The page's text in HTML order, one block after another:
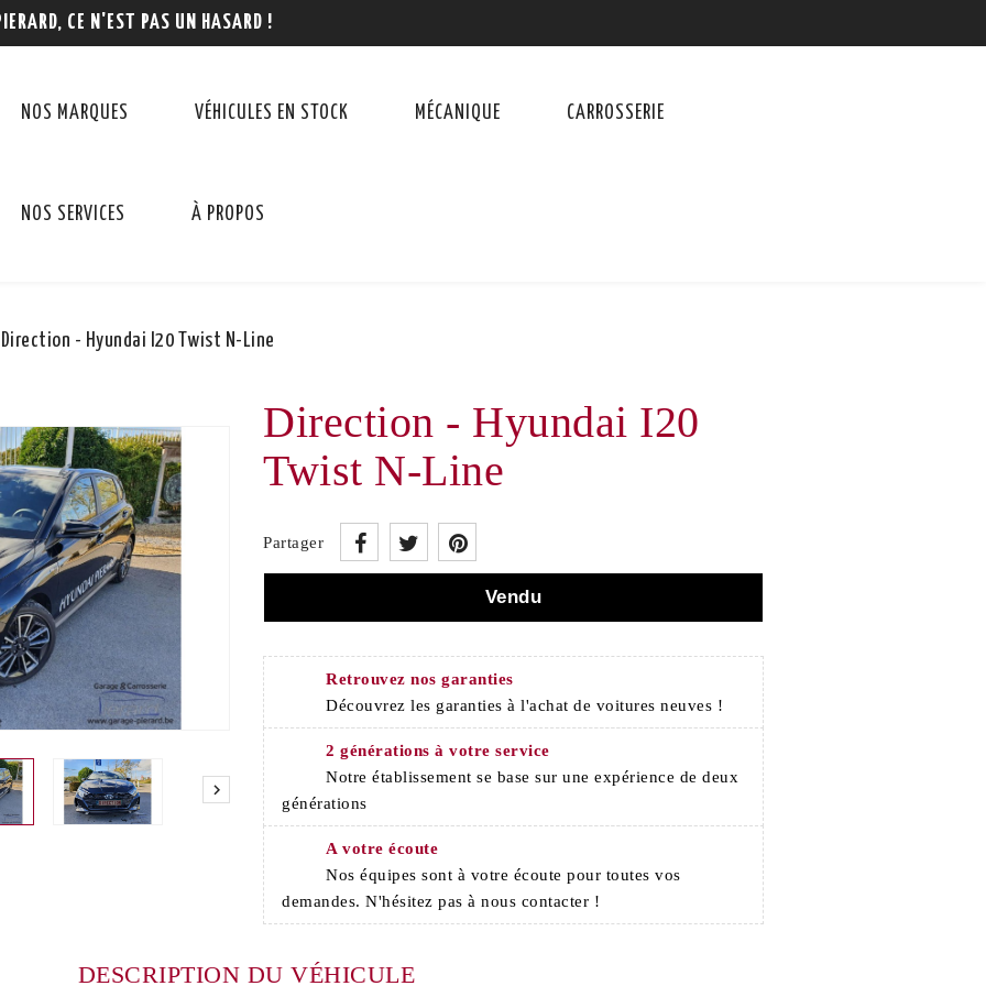
CE N'EST PAS UN HASARD !
NOS MARQUES VÉHICULES EN STOCK MÉCANIQUE CARROSSERIE
NOS SERVICES À PROPOS
Direction - Hyundai I20 Twist N-Line

Direction - Hyundai I20
Twist N-Line
Partager
Vendu
Retrouvez nos garanties
Découvrez les garanties à l'achat de voitures neuves !
2 générations à votre service
Notre établissement se base sur une expérience de deux
générations
A votre écoute
Nos équipes sont à votre écoute pour toutes vos
demandes. N'hésitez pas à nous contacter !
DESCRIPTION DU VÉHICULE